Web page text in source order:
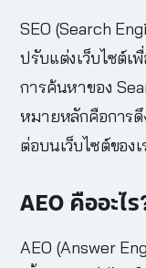
SEO (Search
ปรับแต่งเว็บไซต์
การค้นหาของ
หมายหลักคือการดึ
ต่อบนเว็บไซต์ของ
AEO คืออะไร
AEO (Answer